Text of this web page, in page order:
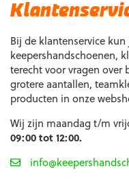
Bij de klantenservice
keepershandschoenen,
terecht voor vragen over
grotere aantallen,
producten in onze
Wij zijn maandag t/m
09:00 tot 12:00.